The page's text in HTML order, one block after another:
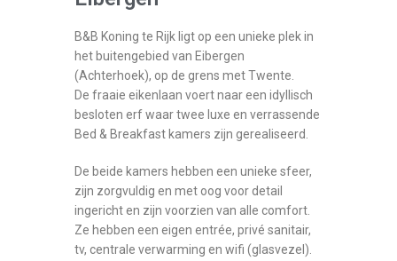
B&B Koning te Rijk ligt op een unieke plek in
het buitengebied van Eibergen
(Achterhoek), op de grens met Twente.
De fraaie eikenlaan voert naar een idyllisch
besloten erf waar twee luxe en verrassende
Bed & Breakfast kamers zijn gerealiseerd.
De beide kamers hebben een unieke sfeer,
zijn zorgvuldig en met oog voor detail
ingericht en zijn voorzien van alle comfort.
Ze hebben een eigen entrée, privé sanitair,
tv, centrale verwarming en wifi (glasvezel).